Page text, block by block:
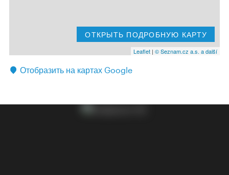
ОТКРЫТЬ ПОДРОБНУЮ КАРТУ
Leaflet | © Seznam.cz a.s. a další
Отобразить на картах Google